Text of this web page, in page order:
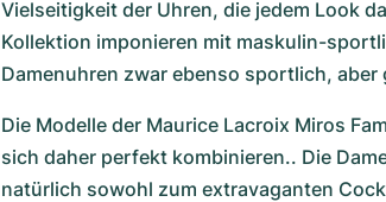
Vielseitigkeit der Uhren, die jedem Look
Kollektion imponieren mit maskulin-
Damenuhren zwar ebenso sportlich,
Die Modelle der Maurice Lacroix Miros
sich daher perfekt kombinieren.. Die
natürlich sowohl zum extravaganten